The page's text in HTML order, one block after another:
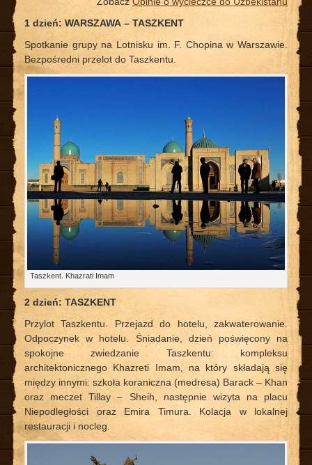
1 dzień: WARSZAWA – TASZKENT
Spotkanie grupy na Lotnisku im. F. Chopina w Warszawie.
Bezpośredni przelot do Taszkentu.
Taszkent. Khazrati Imam
2 dzień: TASZKENT
Przylot Taszkentu. Przejazd do hotelu, zakwaterowanie.
Odpoczynek w hotelu. Śniadanie, dzień poświęcony na
spokojne zwiedzanie Taszkentu: kompleksu
architektonicznego Khazreti Imam, na który składają się
między innymi: szkoła koraniczna (medresa) Barack – Khan
oraz meczet Tillay – Sheih, następnie wizyta na placu
Niepodległości oraz Emira Timura. Kolacja w lokalnej
restauracji i nocleg.